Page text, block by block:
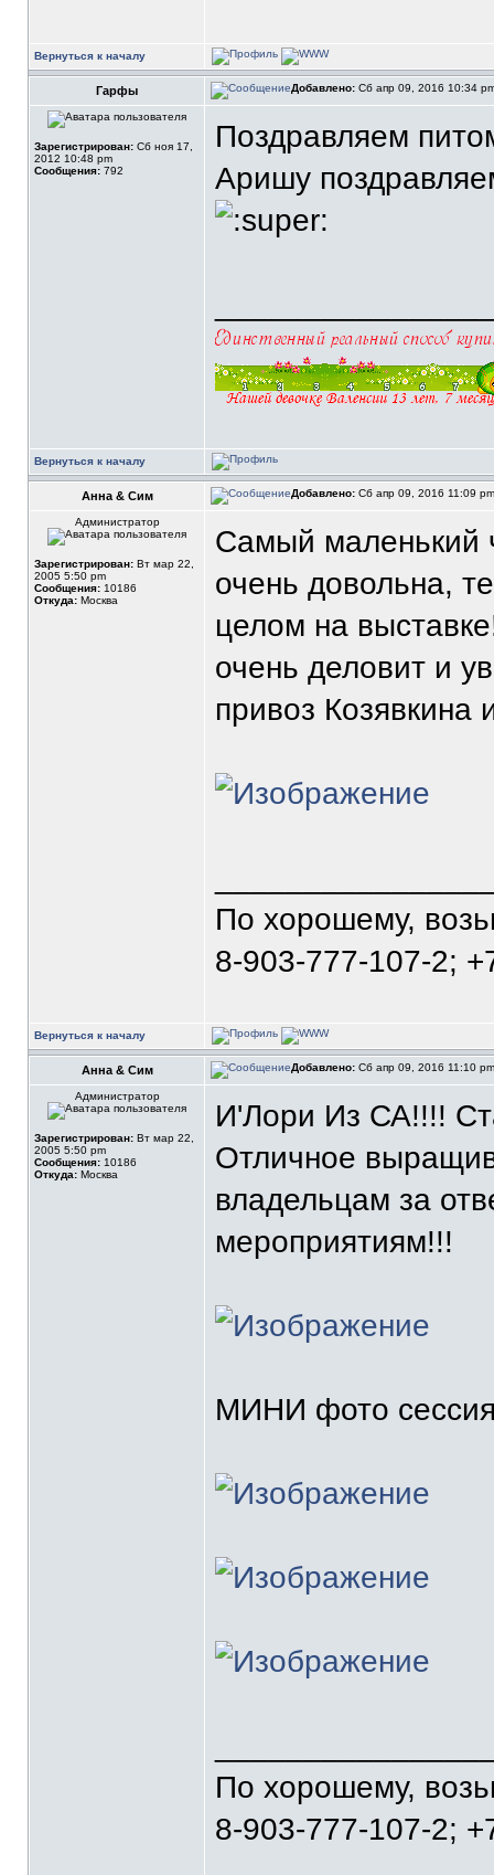
Вернуться к началу
Гарфы Добавлено: Сб апр 09, 2016 10:34
Зарегистрирован: Сб ноя 17,
2012 10:48 pm
Сообщения: 792
Поздравляем
Аришу
Вернуться к началу
Анна & Сим Добавлено: Сб апр 09, 2016 11:09
Администратор
Зарегистрирован: Вт мар 22,
2005 5:50 pm
Сообщения: 10186
Откуда: Москва
Самый маленький
очень довольна,
целом на
очень деловит и
привоз Козявкина
По хорошему,
8-903-777-107-2;
Вернуться к началу
Анна & Сим Добавлено: Сб апр 09, 2016 11:10
Администратор
Зарегистрирован: Вт мар 22,
2005 5:50 pm
Сообщения: 10186
Откуда: Москва
И'Лори Из СА!!!!
Отличное
владельцам за
мероприятиям!!!
МИНИ фото
По хорошему,
8-903-777-107-2;